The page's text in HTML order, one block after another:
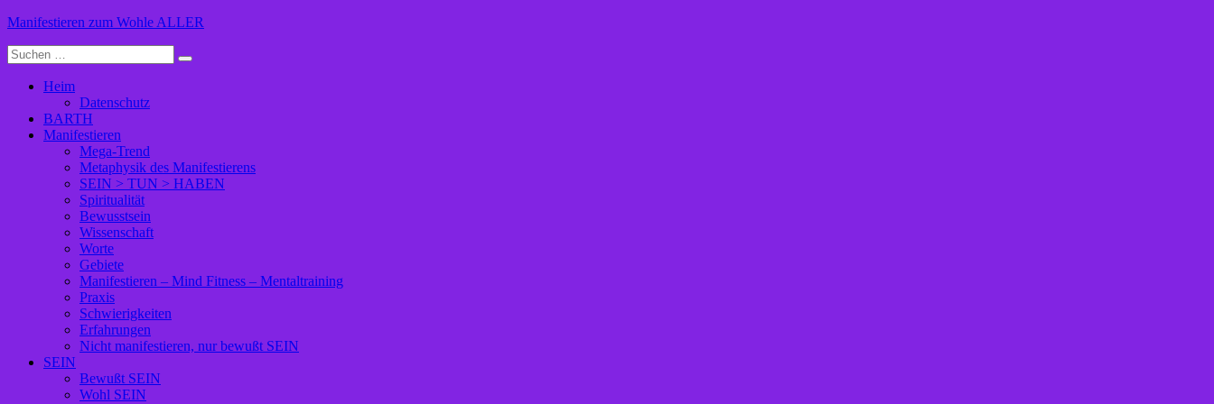
Zum
springen
Manifestieren zum Wohle ALLER
Suche
nach:
Heim
Datenschutz
BARTH
Manifestieren
Mega-Trend
Metaphysik des Manifestierens
SEIN > TUN > HABEN
Spiritualität
Bewusstsein
Wissenschaft
Worte
Gebiete
Manifestieren – Mind Fitness – Mentaltraining
Praxis
Schwierigkeiten
Erfahrungen
Nicht manifestieren, nur bewußt SEIN
SEIN
Bewußt SEIN
Wohl SEIN